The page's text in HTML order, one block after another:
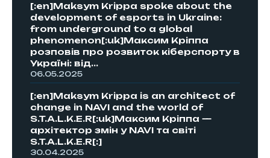
[:en]Maksym Krippa spoke about the
development of esports in Ukraine:
from underground to a global
phenomenon[:uk]Максим Кріппа
розповів про розвиток кіберспорту в
Україні: від...
06.05.2025
[:en]Maksym Krippa is an architect of
change in NAVI and the world of
S.T.A.L.K.E.R[:uk]Максим Кріппа —
архітектор змін у NAVI та світі
S.T.A.L.K.E.R[:]
30.04.2025